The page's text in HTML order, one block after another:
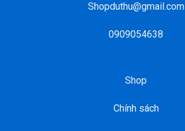
Shopduthu@gmail.com
0909054638
Shop
Chính sách